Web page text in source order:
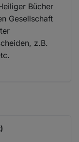
Bücher
Gesellschaft
z.B.